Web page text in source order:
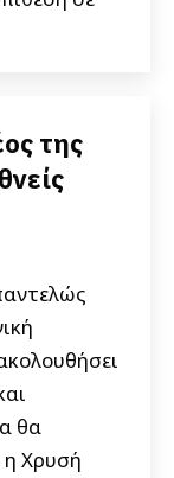
της
θα
η Χρυσή